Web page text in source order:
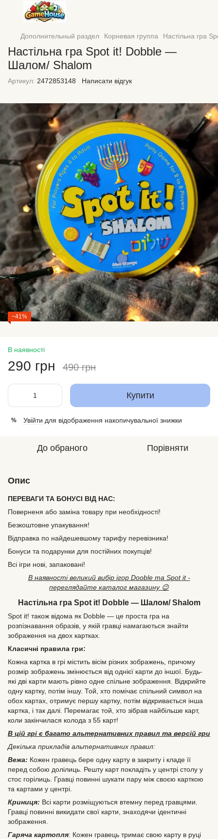
Дополнительный раздел Корневая группа Настільна гра
Настільна гра Spot it! Dobble —
Шалом/ Shalom
Артикул: 2472853148 Написати відгук
−41%
В наявності
290 грн 490 грн
Купити
% Увійти для відображення накопичувальної знижки
До обраного Порівняти
Опис
ПЕРЕВАГИ ТА БОНУСІ ВІД НАС:
Поверненя або заміна товару при необхідності!
Безкоштовне упакування!
Відправка по найдешевшому тарифу перевізника!
Бонуси та подарунки для постійних покупців!
Всі ігри нові, запаковані!
В наявності великий вибір ігор Dooble та Spot it -
переглядайте каталог магазину 😉
Настільна гра Spot it! Dobble — Шалом/ Shalom
Spot it! також відома як Dobble — це проста гра на
розпізнавання образів, у якій гравці намагаються знайти
зображення на двох картках.
Класичні правила гри:
Кожна картка в грі містить вісім різних зображень, причому
розмір зображень змінюється від однієї карти до іншої. Будь-
які дві карти мають рівно одне спільне зображення. Відкрийте
одну картку, потім іншу. Той, хто помічає спільний символ на
обох картах, отримує першу картку, потім відкривається інша
картка, і так далі. Перемагає той, хто зібрав найбільше карт,
коли закінчилася колода з 55 карт!
В цій грі є багато альтернативних правил та версій гри
Декілька прикладів альтернативних правил:
Вежа: Кожен гравець бере одну карту в закриту і кладе її
перед собою долілиць. Решту карт покладіть у центрі столу у
стос горілиць. Гравці повинні шукати пару між своєю карткою
та картами у центрі.
Криниця: Всі карти розміщуються втемну перед гравцями.
Гравці повинні викидати свої карти, знаходячи ідентичні
зображення.
Гаряча картопля: Кожен гравець тримає свою карту в руці